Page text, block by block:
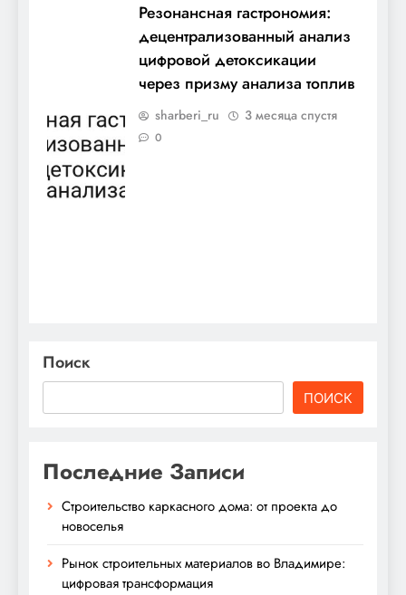
Резонансная гастрономия:
децентрализованный анализ
цифровой детоксикации
через призму анализа топлив
sharberi_ru 3 месяца спустя
0
Поиск
ПОИСК
Последние Записи
Строительство каркасного дома: от проекта до
новоселья
Рынок строительных материалов во Владимире:
цифровая трансформация